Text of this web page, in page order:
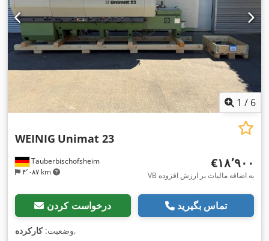
1 / 6
Tauberbischofsheim
۴٬۰۸۷ km
WEINIG Unimat 23
‎€۱۸٬۹۰۰
VB به اضافه مالیات بر ارزش افزوده
درخواست کردن تماس بگیرید
وضعیت:کارکرده ,